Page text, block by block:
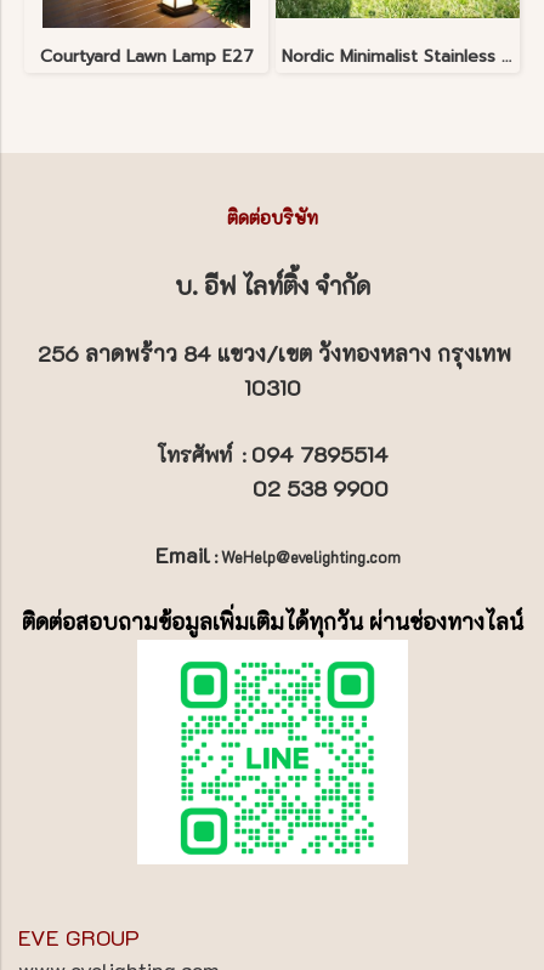
Courtyard Lawn Lamp E27 Nordic Minimalist Stainless Steel Lawn Lamp
ติดต่อบริษัท
บ. อีฟ ไลท์ติ้ง จำกัด
256 ลาดพร้าว 84 แขวง/เขต วังทองหลาง กรุงเทพ
10310
โทรศัพท์: 094 7895514
02 538 9900
Email: WeHelp@evelighting.com
ติดต่อสอบถามข้อมูลเพิ่มเติมได้ทุกวัน ผ่านช่องทางไลน์
EVE GROUP